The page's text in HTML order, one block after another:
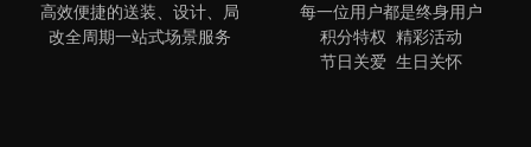
高效便捷的送装、设计、局
改全周期一站式场景服务
每一位用户都是终身用户
积分特权 精彩活动
节日关爱 生日关怀